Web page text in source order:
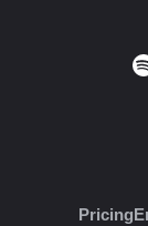
Pricing